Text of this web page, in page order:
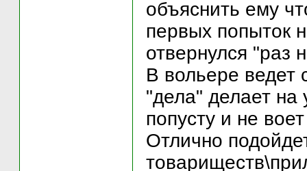
объяснить ему
первых попыток
отвернулся "раз
В вольере ведет
"дела" делает на
попусту и не
Отлично